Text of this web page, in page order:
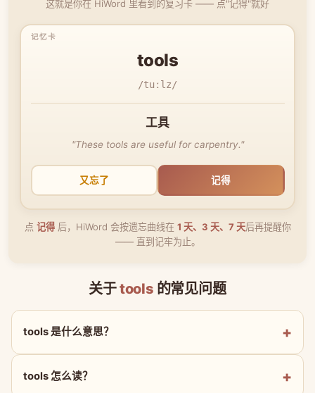
这就是你在 HiWord 里看到的复习卡 —— 点"记得"就好
tools
/tuːlz/
工具
"These tools are useful for carpentry."
又忘了 记得
点 记得后，HiWord 会按遗忘曲线在 1 天、3 天、7 天后再提醒你
—— 直到记牢为止。
关于tools 的常见问题
tools 是什么意思？
tools 怎么读？